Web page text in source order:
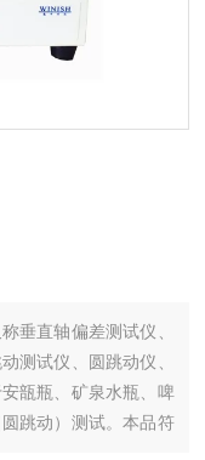
垂直轴偏差测试仪、
测试仪、圆跳动仪、
瓿瓶、矿泉水瓶、啤
跳动）测试。本品符